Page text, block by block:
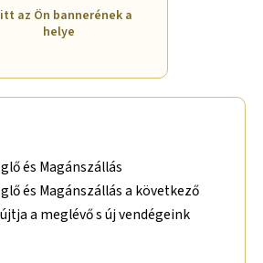
itt az Ön bannerének a
helye
és Magánszállás
és Magánszállás a következő
a meglévő s új vendégeink